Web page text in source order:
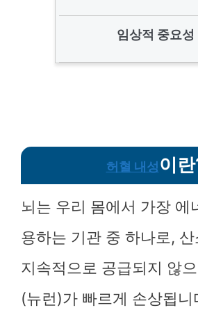
임상적 중요성
허혈 내성이
뇌는 우리 몸에서 가장 에
용하는 기관 중 하나로,
지속적으로 공급되지 않
(뉴런)가 빠르게 손상됩니